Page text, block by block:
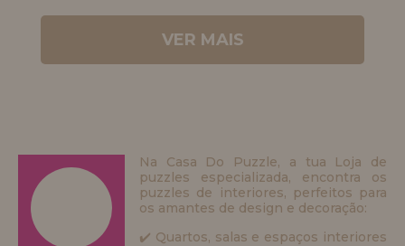
VER MAIS
Na Casa Do Puzzle, a tua Loja de
puzzles especializada, encontra os
puzzles de interiores, perfeitos para
os amantes de design e decoração:
✔️ Quartos, salas e espaços interiores